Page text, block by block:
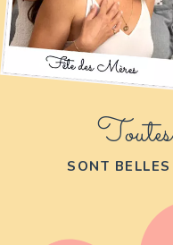
SONT